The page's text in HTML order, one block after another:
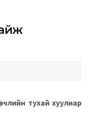
тухай хуулиар